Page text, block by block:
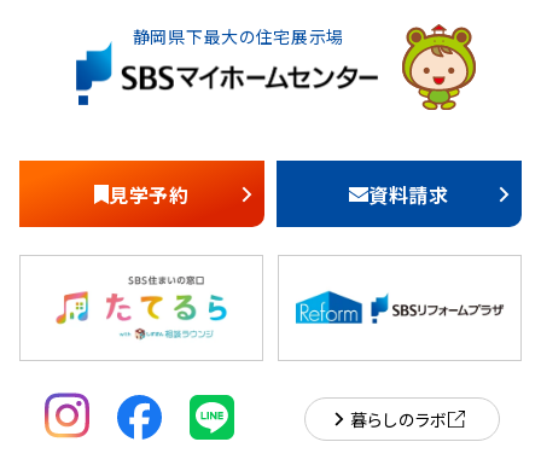
静岡県下最大の住宅展示場
見学予約 資料請求
暮らしのラボ